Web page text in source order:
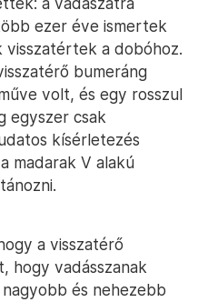
ezer éve ismertek
visszatértek a dobóhoz.
bumeráng
volt, és egy rosszul
egyszer csak
kísérletezés
madarak V alakú
a visszatérő
hogy vadásszanak
és nehezebb